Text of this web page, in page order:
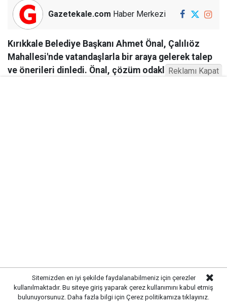
Gazetekale.com Haber Merkezi
Kırıkkale Belediye Başkanı Ahmet Önal, Çalılıöz
Mahallesi'nde vatandaşlarla bir araya gelerek talep
ve önerileri dinledi. Önal, çözüm odaklı
Sitemizden en iyi şekilde faydalanabilmeniz için çerezler
kullanılmaktadır. Bu siteye giriş yaparak çerez kullanımını kabul etmiş
bulunuyorsunuz. Daha fazla bilgi için Çerez politikamıza tıklayınız.
Reklamı Kapat